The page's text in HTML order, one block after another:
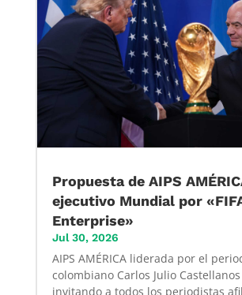
Propuesta de AIPS
ejecutivo Mundial por
Enterprise»
Jul 30, 2026
AIPS AMÉRICA liderada por el
colombiano Carlos Julio
invitando a todos los periodistas